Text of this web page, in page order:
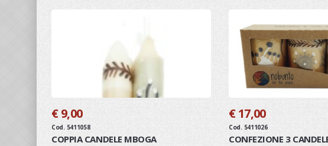
€ 9,00
Cod. 5411058
COPPIA CANDELE MBOGA
€ 17,00
Cod. 5411026
CONFEZIONE 3